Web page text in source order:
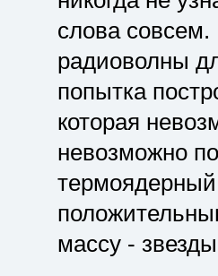
слова
радиоволны
попытка
которая
невозможно
термоядерный
массу -